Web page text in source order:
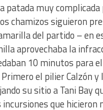
patada muy
chamizos siguieron
del partido – en
aprovechaba la
10 minutos para
el pilier Calzón y
su sitio a Tani Bay
que hicieron